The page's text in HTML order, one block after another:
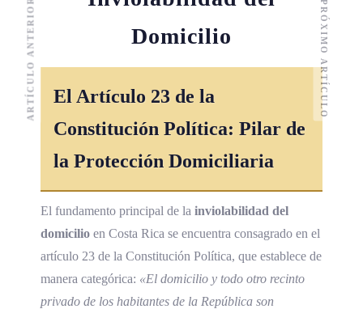
Domicilio
El Artículo 23 de la
Constitución Política: Pilar de
la Protección Domiciliaria
El fundamento principal de la inviolabilidad del
domicilio en Costa Rica se encuentra consagrado en el
artículo 23 de la Constitución Política, que establece de
manera categórica: «El domicilio y todo otro recinto
privado de los habitantes de la República son
ARTÍCULO ANTERIOR PRÓXIMO ARTÍCULO